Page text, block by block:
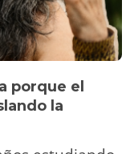
porque el
la